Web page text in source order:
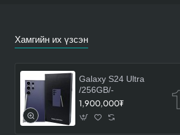
Хамгийн их үзсэн
Galaxy S24 Ultra
/256GB/-
1,900,000₮